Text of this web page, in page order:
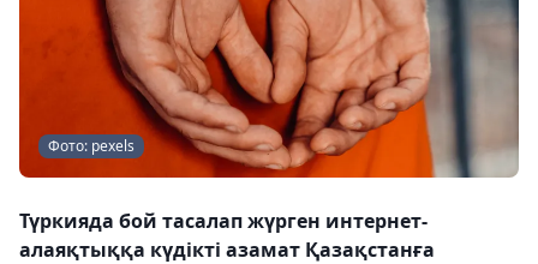
Фото: pexels
Түркияда бой тасалап жүрген интернет-
алаяқтыққа күдікті азамат Қазақстанға